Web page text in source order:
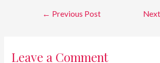
← Previous Post
Leave a Comment